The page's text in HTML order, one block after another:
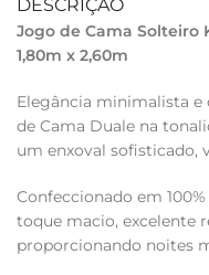
DESCRIÇÃO
Jogo de Cama Solteiro
1,80m x 2,60m
Elegância minimalista e
de Cama Duale na
um enxoval sofisticado,
Confeccionado em
toque macio, excelente
proporcionando noites